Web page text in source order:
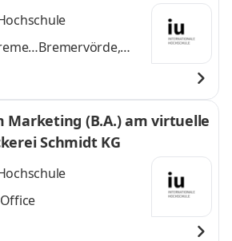
Bremervörde,
Marketing (B.A.) am virtuelle
Schmidt KG